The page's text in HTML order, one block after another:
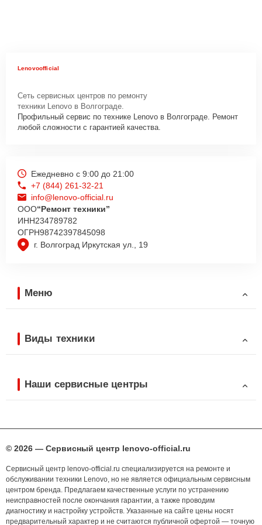
Lenovoofficial
Сеть сервисных центров по ремонту
техники Lenovo в Волгограде.
Профильный сервис по технике Lenovo в Волгограде. Ремонт
любой сложности с гарантией качества.
г. Волгоград Иркутская ул., 19
Ежедневно с 9:00 до 21:00
+7 (844) 261-32-21
info@lenovo-official.ru
ООО“Ремонт техники”
ИНН234789782
ОГРН98742397845098
Меню
Виды техники
Наши сервисные центры
© 2026 — Сервисный центр lenovo-official.ru
Сервисный центр lenovo-official.ru специализируется на ремонте и
обслуживании техники Lenovo, но не является официальным сервисным
центром бренда. Предлагаем качественные услуги по устранению
неисправностей после окончания гарантии, а также проводим
диагностику и настройку устройств. Указанные на сайте цены носят
предварительный характер и не считаются публичной офертой — точную